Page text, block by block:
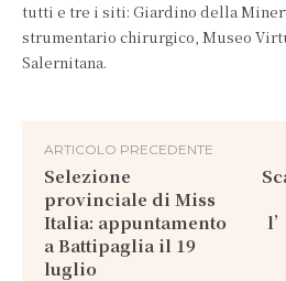
tutti e tre i siti: Giardino della
strumentario chirurgico, Museo
Salernitana.
ARTICOLO PRECEDENTE
Selezione
provinciale di Miss
Italia: appuntamento
a Battipaglia il 19
luglio